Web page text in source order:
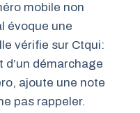
mobile non
évoque une
vérifie sur Ctqui:
démarchage
ajoute une note
pas rappeler.